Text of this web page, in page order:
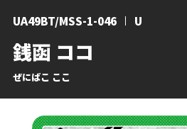
銭函 ココ
ぜにばこ ここ
UA49BT/MSS-1-046 U